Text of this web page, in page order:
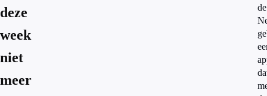
deze
week
niet
meer
de